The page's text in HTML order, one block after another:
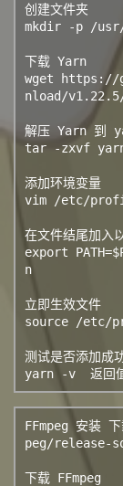
创建文件夹
mkdir -p /
下载 Yarn
wget https://
nload/
解压 Yarn 到
tar -zxvf
添加环境变量
vim /etc/
在文件结尾加入
export
n
立即生效文件
source /etc/
测试是否添加成
yarn -v  返回
FFmpeg 安装
peg/release-
下载 FFmpeg